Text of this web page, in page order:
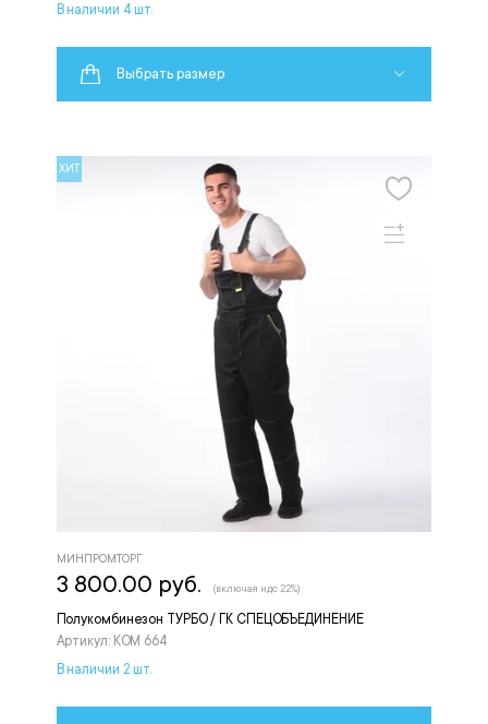
В наличии 4 шт.
Выбрать размер
ХИТ
Полукомбинезон ТУРБО / ГК СПЕЦОБЪЕДИНЕНИЕ
Артикул: КОМ 664
МИНПРОМТОРГ
3 800.00 руб. (включая ндс 22%)
В наличии 2 шт.